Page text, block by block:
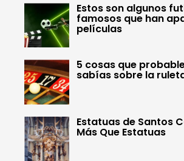
Estos son algunos
famosos que han
películas
5 cosas que
sabías sobre la
Estatuas de Santos
Más Que Estatuas